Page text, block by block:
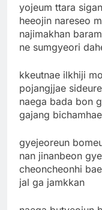
yojeum ttara
heeojin nareseo
najimakhan
ne sumgyeori
kkeutnae ilkhiji
pojangjjae
naega bada bon
gajang
gyejeoreun
nan jinanbeon
cheoncheonhi
jal ga jamkkan